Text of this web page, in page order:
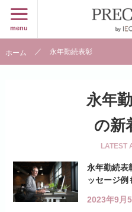
menu
ホーム 永年勤続表彰
永年
の新
LATEST
永年勤続表
ッセージ例
2023年9月5